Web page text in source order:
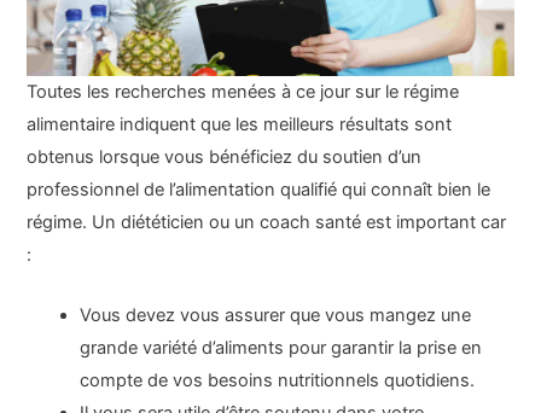
Toutes les recherches menées à ce jour sur le régime
alimentaire indiquent que les meilleurs résultats sont
obtenus lorsque vous bénéficiez du soutien d’un
professionnel de l’alimentation qualifié qui connaît bien le
régime. Un diététicien ou un coach santé est important car
:
Vous devez vous assurer que vous mangez une
grande variété d’aliments pour garantir la prise en
compte de vos besoins nutritionnels quotidiens.